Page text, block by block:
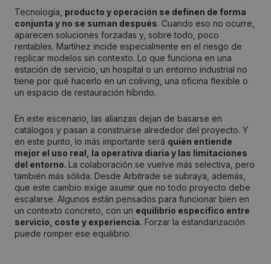
Tecnología, producto y operación se definen de forma
conjunta y no se suman después. Cuando eso no ocurre,
aparecen soluciones forzadas y, sobre todo, poco
rentables. Martínez incide especialmente en el riesgo de
replicar modelos sin contexto. Lo que funciona en una
estación de servicio, un hospital o un entorno industrial no
tiene por qué hacerlo en un coliving, una oficina flexible o
un espacio de restauración híbrido.
En este escenario, las alianzas dejan de basarse en
catálogos y pasan a construirse alrededor del proyecto. Y
en este punto, lo más importante será quién entiende
mejor el uso real, la operativa diaria y las limitaciones
del entorno. La colaboración se vuelve más selectiva, pero
también más sólida. Desde Arbitrade se subraya, además,
que este cambio exige asumir que no todo proyecto debe
escalarse. Algunos están pensados para funcionar bien en
un contexto concreto, con un equilibrio específico entre
servicio, coste y experiencia. Forzar la estandarización
puede romper ese equilibrio.